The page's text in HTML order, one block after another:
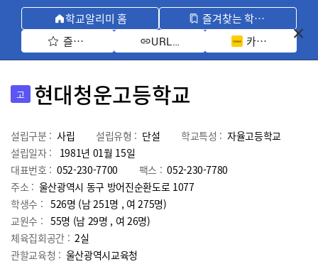
학교알리미 홈
즐겨찾는 학교 모아보기
즐겨찾기 선택
URL 복사 카카오톡 공유
고 현대청운고등학교
설립구분 : 사립 설립유형 : 단설 학교특성 : 자율고등학교
설립일자 :
1981년 01월 15일
대표번호 : 052-230-7700 팩스 : 052-230-7780
주소 : 울산광역시 동구 방어진순환도로 1077
학생수 : 526명 (남 251명 , 여 275명)
교원수 : 55명 (남 29명 , 여 26명)
체육집회공간 : 2실
관할교육청 : 울산광역시교육청